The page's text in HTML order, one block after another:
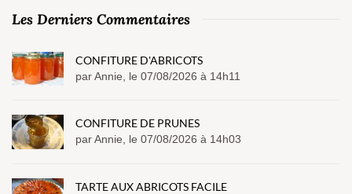
Les Derniers Commentaires
CONFITURE D'ABRICOTS
par Annie, le 07/08/2026 à 14h11
CONFITURE DE PRUNES
par Annie, le 07/08/2026 à 14h03
TARTE AUX ABRICOTS FACILE